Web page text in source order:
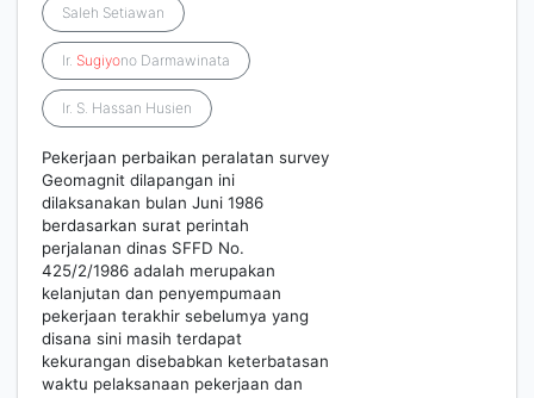
Saleh Setiawan
Ir. Sugiyono Darmawinata
Ir. S. Hassan Husien
Pekerjaan perbaikan peralatan survey
Geomagnit dilapangan ini
dilaksanakan bulan Juni 1986
berdasarkan surat perintah
perjalanan dinas SFFD No.
425/2/1986 adalah merupakan
kelanjutan dan penyempumaan
pekerjaan terakhir sebelumya yang
disana sini masih terdapat
kekurangan disebabkan keterbatasan
waktu pelaksanaan pekerjaan dan